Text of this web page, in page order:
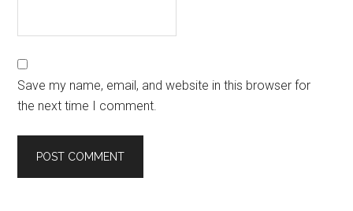
Save my name, email, and website in this browser for
the next time I comment.